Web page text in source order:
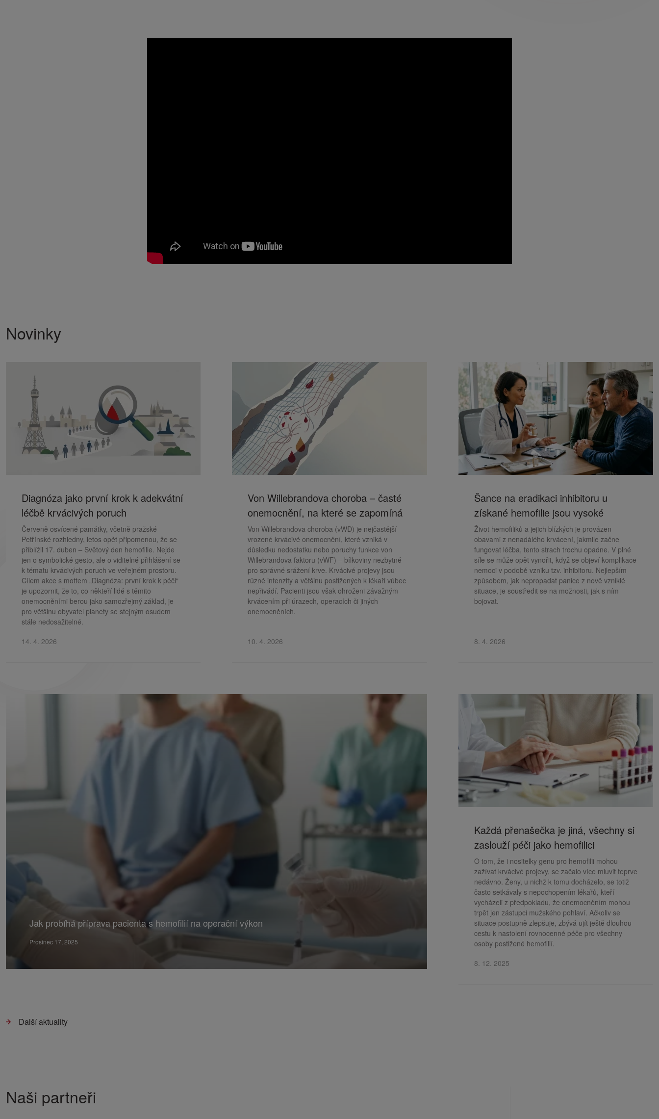
Novinky
Diagnóza jako první krok k adekvátní
léčbě krvácivých poruch
Červeně osvícené památky, včetně pražské
Petřínské rozhledny, letos opět připomenou, že se
přiblížil 17. duben – Světový den hemofilie. Nejde
jen o symbolické gesto, ale o viditelné přihlášení se
k tématu krvácivých poruch ve veřejném prostoru.
Cílem akce s mottem „Diagnóza: první krok k péči“
je upozornit, že to, co někteří lidé s těmito
onemocněními berou jako samozřejmý základ, je
pro většinu obyvatel planety se stejným osudem
stále nedosažitelné.
14. 4. 2026
Von Willebrandova choroba – časté
onemocnění, na které se zapomíná
Von Willebrandova choroba (vWD) je nejčastější
vrozené krvácivé onemocnění, které vzniká v
důsledku nedostatku nebo poruchy funkce von
Willebrandova faktoru (vWF) – bílkoviny nezbytné
pro správné srážení krve. Krvácivé projevy jsou
různé intenzity a většinu postižených k lékaři vůbec
nepřivádí. Pacienti jsou však ohroženi závažným
krvácením při úrazech, operacích či jiných
onemocněních.
10. 4. 2026
Šance na eradikaci inhibitoru u
získané hemofilie jsou vysoké
Život hemofiliků a jejich blízkých je provázen
obavami z nenadálého krvácení, jakmile začne
fungovat léčba, tento strach trochu opadne. V plné
síle se může opět vynořit, když se objeví komplikace
nemoci v podobě vzniku tzv. inhibitoru. Nejlepším
způsobem, jak nepropadat panice z nově vzniklé
situace, je soustředit se na možnosti, jak s ním
bojovat.
8. 4. 2026
Jak probíhá příprava pacienta s hemofilií na operační výkon
Prosinec 17, 2025
Každá přenašečka je jiná, všechny si
zaslouží péči jako hemofilici
O tom, že i nositelky genu pro hemofilii mohou
zažívat krvácivé projevy, se začalo více mluvit teprve
nedávno. Ženy, u nichž k tomu docházelo, se totiž
často setkávaly s nepochopením lékařů, kteří
vycházeli z předpokladu, že onemocněním mohou
trpět jen zástupci mužského pohlaví. Ačkoliv se
situace postupně zlepšuje, zbývá ujít ještě dlouhou
cestu k nastolení rovnocenné péče pro všechny
osoby postižené hemofilií.
8. 12. 2025
Další aktuality
Naši partneři